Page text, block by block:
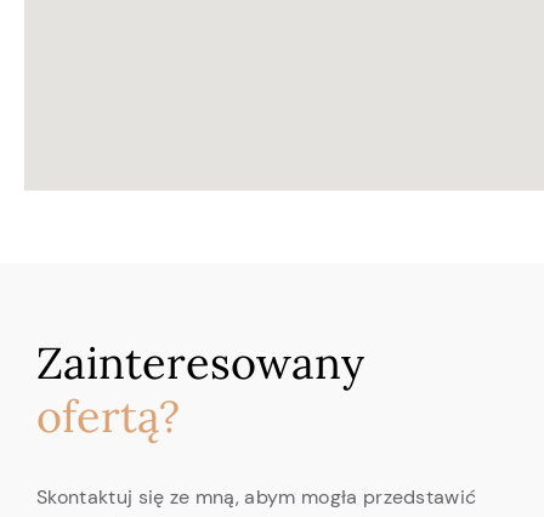
Zainteresowany
ofertą?
Skontaktuj się ze mną, abym mogła przedstawić